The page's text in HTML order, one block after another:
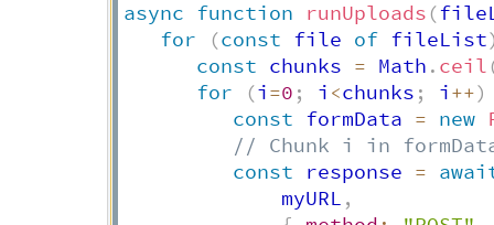
async function runUploads (
for
(const file of fileList
const chunks = Math . ceil
for
(i=0 ; i <chunks ; i++)
const formData = new
// Chunk i in
const response =
             myURL
,